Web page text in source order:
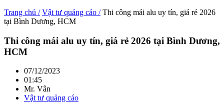
Trang chủ / Vật tư quảng cáo / Thi công mái alu uy tín, giá rẻ 2026
tại Bình Dương, HCM
Thi công mái alu uy tín, giá rẻ 2026 tại Bình Dương,
HCM
07/12/2023
01:45
Mr. Vân
Vật tư quảng cáo